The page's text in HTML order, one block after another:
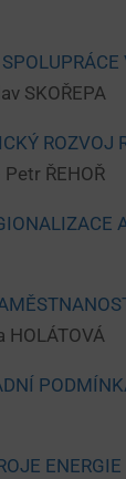
SKOŘEPA
ROZVOJ
ŘEHOŘ
HOLÁTOVÁ
ENERGIE